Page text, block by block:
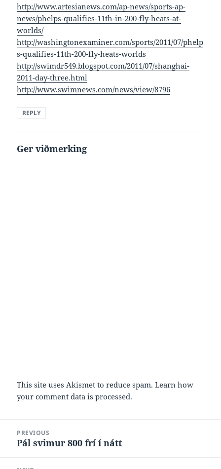
http://www.artesianews.com/ap-news/sports-ap-
news/phelps-qualifies-11th-in-200-fly-heats-at-
worlds/
http://washingtonexaminer.com/sports/2011/07/phelp
s-qualifies-11th-200-fly-heats-worlds
http://swimdr549.blogspot.com/2011/07/shanghai-
2011-day-three.html
http://www.swimnews.com/news/view/8796
REPLY
Ger viðmerking
This site uses Akismet to reduce spam.Learn how
your comment data is processed.
navigation
PREVIOUS
Previous
Pál svimur 800 frí í nátt